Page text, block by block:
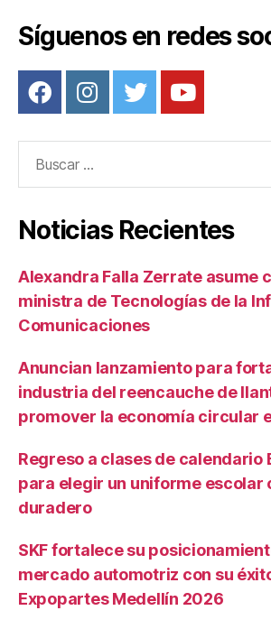
Síguenos en redes
Noticias Recientes
Alexandra Falla Zerrate asume
ministra de Tecnologías de la
Comunicaciones
Anuncian lanzamiento para
industria del reencauche de
promover la economía circular
Regreso a clases de calendario
para elegir un uniforme escolar
duradero
SKF fortalece su
mercado automotriz con su
Expopartes Medellín 2026